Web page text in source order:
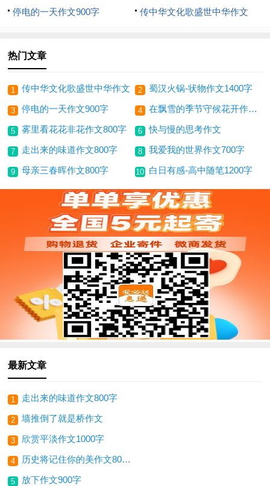
停电的一天作文900字
传中华文化歌盛世中华作文
热门文章
1 传中华文化歌盛世中华作文 2 蜀汉火锅-状物作文1400字
3 停电的一天作文900字 4 在飘雪的季节守候花开作文600字
5 雾里看花花非花作文800字 6 快与慢的思考作文
7 走出来的味道作文800字 8 我爱我的世界作文700字
9 母亲三春晖作文800字 10 白日有感-高中随笔1200字
最新文章
1 走出来的味道作文800字
2 墙推倒了就是桥作文
3 欣赏平淡作文1000字
4 历史将记住你的美作文800字
5 放下作文900字